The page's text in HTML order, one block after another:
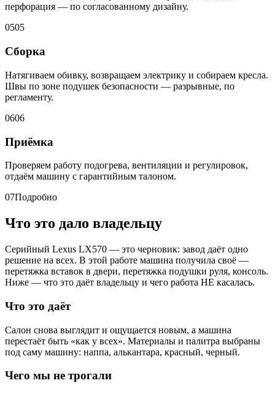
перфорация — по согласованному дизайну.
0505
Сборка
Натягиваем обивку, возвращаем электрику и собираем кресла.
Швы по зоне подушек безопасности — разрывные, по
регламенту.
0606
Приёмка
Проверяем работу подогрева, вентиляции и регулировок,
отдаём машину с гарантийным талоном.
07Подробно
Что это дало владельцу
Серийный Lexus LX570 — это черновик: завод даёт одно
решение на всех. В этой работе машина получила своё —
перетяжка вставок в двери, перетяжка подушки руля, консоль.
Ниже — что это даёт владельцу и чего работа НЕ касалась.
Что это даёт
Салон снова выглядит и ощущается новым, а машина
перестаёт быть «как у всех». Материалы и палитра выбраны
под саму машину: наппа, алькантара, красный, черный.
Чего мы не трогали